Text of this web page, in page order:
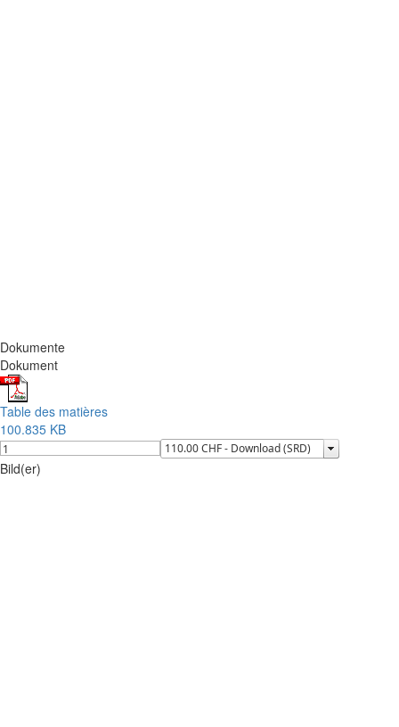
Dokumente
Dokument
Table des matières
100.835 KB
Bild(er)